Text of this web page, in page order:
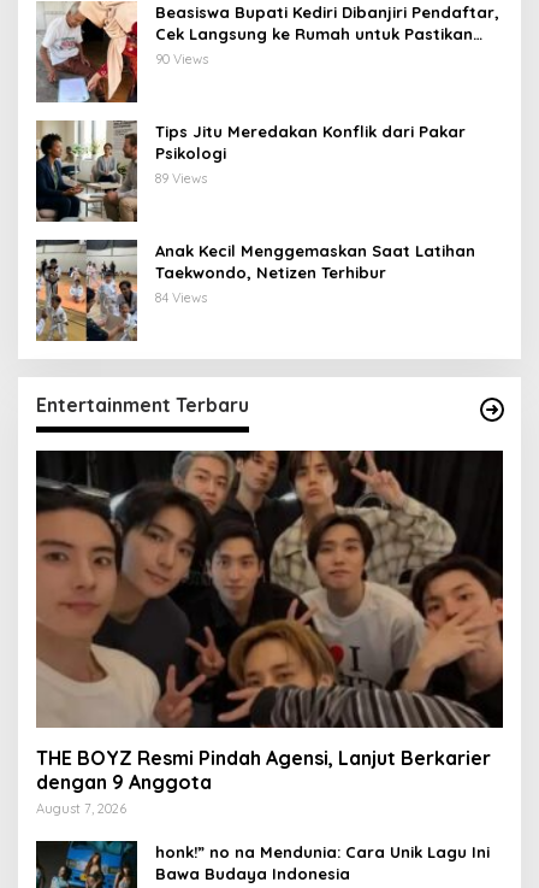
Beasiswa Bupati Kediri Dibanjiri Pendaftar,
Cek Langsung ke Rumah untuk Pastikan
Tepat Sasaran
90 Views
Tips Jitu Meredakan Konflik dari Pakar
Psikologi
89 Views
Anak Kecil Menggemaskan Saat Latihan
Taekwondo, Netizen Terhibur
84 Views
Entertainment Terbaru
THE BOYZ Resmi Pindah Agensi, Lanjut Berkarier
dengan 9 Anggota
August 7, 2026
honk!” no na Mendunia: Cara Unik Lagu Ini
Bawa Budaya Indonesia